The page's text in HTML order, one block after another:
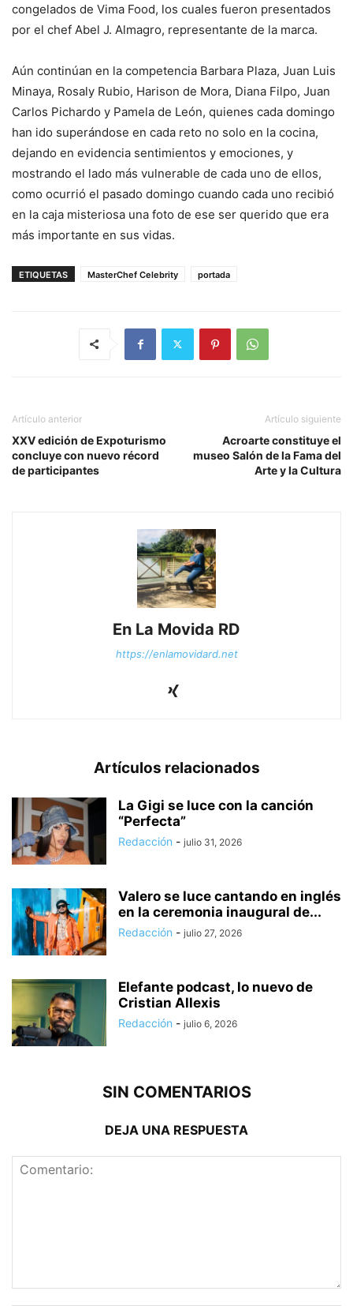
congelados de Vima Food, los cuales fueron presentados
por el chef Abel J. Almagro, representante de la marca.
Aún continúan en la competencia Barbara Plaza, Juan Luis
Minaya, Rosaly Rubio, Harison de Mora, Diana Filpo, Juan
Carlos Pichardo y Pamela de León, quienes cada domingo
han ido superándose en cada reto no solo en la cocina,
dejando en evidencia sentimientos y emociones, y
mostrando el lado más vulnerable de cada uno de ellos,
como ocurrió el pasado domingo cuando cada uno recibió
en la caja misteriosa una foto de ese ser querido que era
más importante en sus vidas.
ETIQUETAS MasterChef Celebrity portada
Artículo anterior
XXV edición de Expoturismo
concluye con nuevo récord
de participantes
Artículo siguiente
Acroarte constituye el
museo Salón de la Fama del
Arte y la Cultura
En La Movida RD
https://enlamovidard.net
Artículos relacionados
La Gigi se luce con la canción
“Perfecta”
Redacción - julio 31, 2026
Valero se luce cantando en inglés
en la ceremonia inaugural de...
Redacción - julio 27, 2026
Elefante podcast, lo nuevo de
Cristian Allexis
Redacción - julio 6, 2026
SIN COMENTARIOS
DEJA UNA RESPUESTA